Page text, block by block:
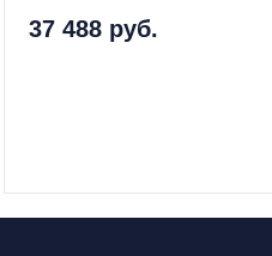
37 488 руб.